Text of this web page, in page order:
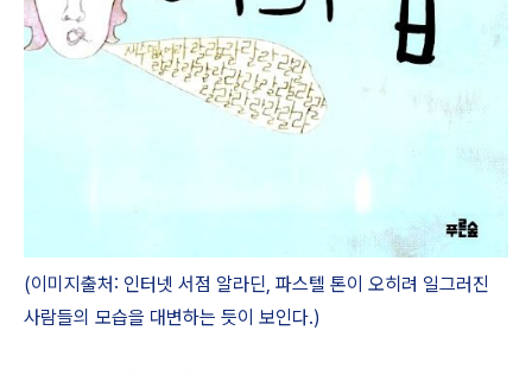
(이미지출처: 인터넷 서점 알라딘, 파스텔 톤이 오히려 일그러진
사람들의 모습을 대변하는 듯이 보인다.)